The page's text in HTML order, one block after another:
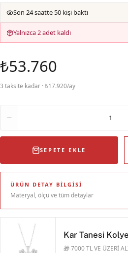
Son 24 saatte 50 kişi baktı
Yalnızca 2 adet kaldı
₺53.760
3 taksite kadar · ₺17.920/ay
1
SEPETE EKLE
ÜRÜN DETAY BILGISI
Materyal, ölçü ve tüm detaylar
Kar Tanesi
🎁 7000 TL VE ÜZERİ